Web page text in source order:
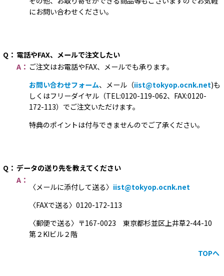
にお問い合わせください。
Q： 電話やFAX、メールで注文したい
A： ご注文はお電話やFAX、メールでも承ります。
お問い合わせフォーム、メール（iist@tokyop.ocnk.net)も
しくはフリーダイヤル（TEL:0120-119-062、FAX:0120-
172-113）でご注文いただけます。
特典のポイントは付与できませんのでご了承ください。
Q： データの送り先を教えてください
A：
〈メールに添付して送る〉 iist@tokyop.ocnk.net
〈FAXで送る〉0120-172-113
〈郵便で送る〉〒167-0023 東京都杉並区上井草2-44-10
第２KIビル２階
TOPへ